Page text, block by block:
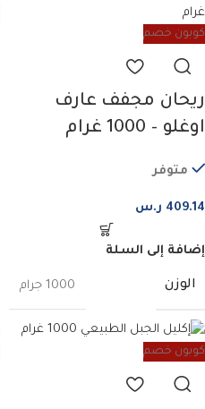
كوبون خصم
ريحان مجفف عارف
اوغلو – 1000 غرام
متوفر
409.14 ر.س
إضافة إلى السلة
الوزن 1000 جرام
كوبون خصم